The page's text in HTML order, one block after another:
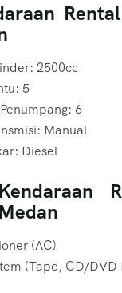
2500cc
5
6
Manual
Diesel
(AC)
(Tape, CD/DVD